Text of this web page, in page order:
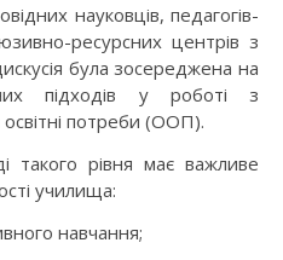
науковців, педагогів-
ресурсних центрів з
була зосереджена на
підходів у роботі з
потреби (ООП).
такого рівня має важливе
училища:
навчання;